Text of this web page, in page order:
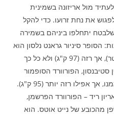
מול אריזונה בשמינית
את נחת זרועו. כדי להקל
יתחלפו ביניהם בשמירה
הסופר סיניור גראנט נלסון הוא
ה-4 הפותח, שאמנם גבוה (2.08 מטר), אך רזה (97 ק"ג) ולא כל כך
סטיבנסון, הפורוורד הסופמור
שגבוה (2.11 מטר) , ארוך ומובילי ממנו, אך אפילו רזה יותר (95 ק"ג).
ריד – הפורוורד הפרשמן,
מהכובע של נייט אוטס. הוא